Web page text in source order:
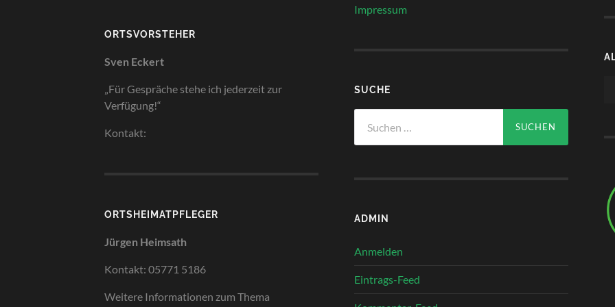
ORTSVORSTEHER
Sven Eckert
„Für Gespräche stehe ich jederzeit zur
Verfügung!“
Kontakt:
ORTSHEIMATPFLEGER
Jürgen Heimsath
Kontakt: 05771 5186
Weitere Informationen zum Thema
Impressum
SUCHE
nach:
ADMIN
Anmelden
Eintrags-Feed